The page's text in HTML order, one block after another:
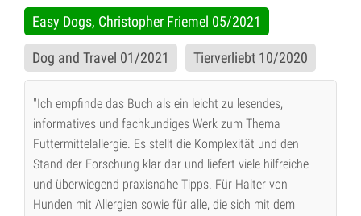
Easy Dogs, Christopher Friemel 05/2021
Dog and Travel 01/2021 Tierverliebt 10/2020
"Ich empfinde das Buch als ein leicht zu lesendes,
informatives und fachkundiges Werk zum Thema
Futtermittelallergie. Es stellt die Komplexität und den
Stand der Forschung klar dar und liefert viele hilfreiche
und überwiegend praxisnahe Tipps. Für Halter von
Hunden mit Allergien sowie für alle, die sich mit dem